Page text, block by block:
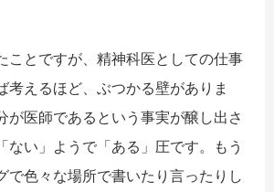
とですが、精神科医としての仕事
考えるほど、ぶつかる壁がありま
が医師であるという事実が醸し出さ
ない」ようで「ある」圧です。もう
で色々な場所で書いたり言ったりし